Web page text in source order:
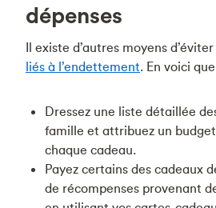
dépenses
Il existe d’autres moyens d’éviter
liés à l’endettement. En voici
Dressez une liste détaillée
famille et attribuez un
chaque cadeau.
Payez certains des cadeaux
de récompenses provenant